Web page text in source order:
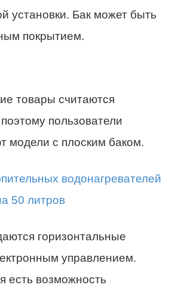
установки. Бак может быть
покрытием.
товары считаются
пользователи
модели с плоским баком.
горизонтальные
управлением.
есть возможность